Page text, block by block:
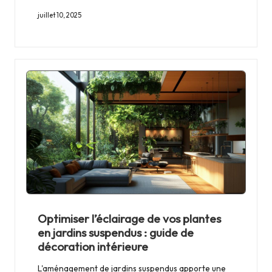
juillet 10, 2025
Optimiser l’éclairage de vos plantes
en jardins suspendus : guide de
décoration intérieure
L'aménagement de jardins suspendus apporte une